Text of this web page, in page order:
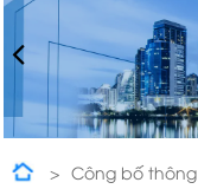
Công bố